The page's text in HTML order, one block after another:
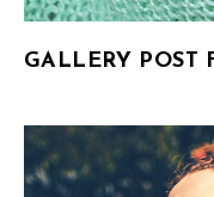
GALLERY POST